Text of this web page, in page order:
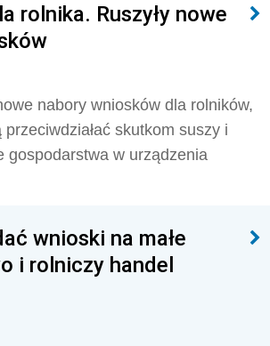
rolnika. Ruszyły nowe
nabory wniosków dla rolników,
skutkom suszy i
gospodarstwa w urządzenia
wnioski na małe
i rolniczy handel